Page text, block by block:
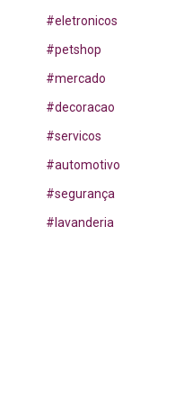
#eletronicos
#petshop
#mercado
#decoracao
#servicos
#automotivo
#segurança
# lavanderia